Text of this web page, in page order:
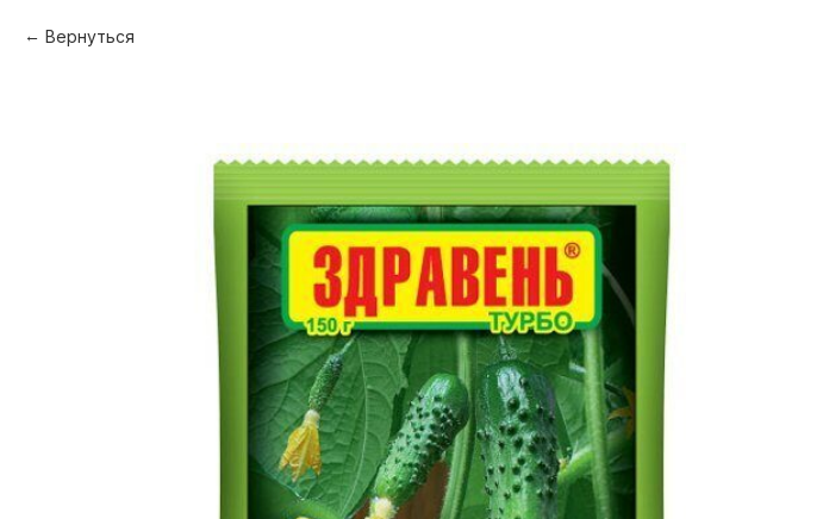
Вернуться